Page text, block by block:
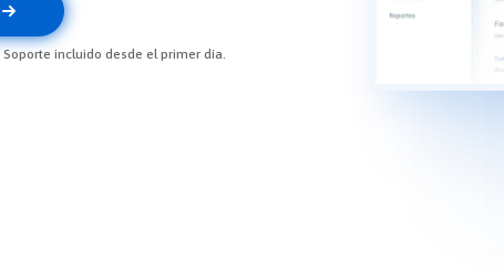
Soporte incluido desde el primer día.